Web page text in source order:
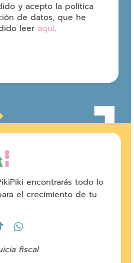
y acepto la política
de datos, que he
leer aquí.
encontrarás todo lo
el crecimiento de tu
fiscal